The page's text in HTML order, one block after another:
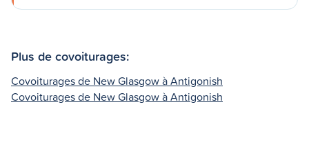
Plus de covoiturages:
Covoiturages de New Glasgow à Antigonish
Covoiturages de New Glasgow à Antigonish